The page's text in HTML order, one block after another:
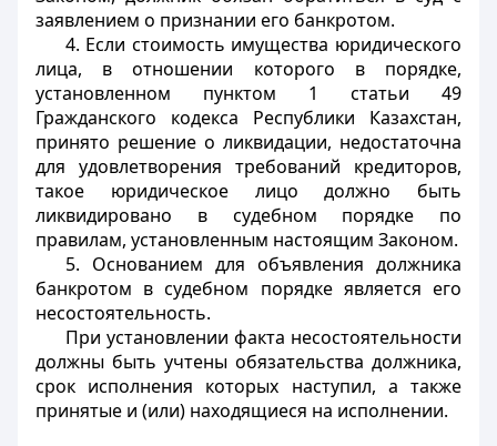
заявлением о признании его банкротом.
4. Если стоимость имущества юридического
лица, в отношении которого в порядке,
установленном пунктом 1 статьи 49
Гражданского кодекса Республики Казахстан,
принято решение о ликвидации, недостаточна
для удовлетворения требований кредиторов,
такое юридическое лицо должно быть
ликвидировано в судебном порядке по
правилам, установленным настоящим Законом.
5. Основанием для объявления должника
банкротом в судебном порядке является его
несостоятельность.
При установлении факта несостоятельности
должны быть учтены обязательства должника,
срок исполнения которых наступил, а также
принятые и (или) находящиеся на исполнении.